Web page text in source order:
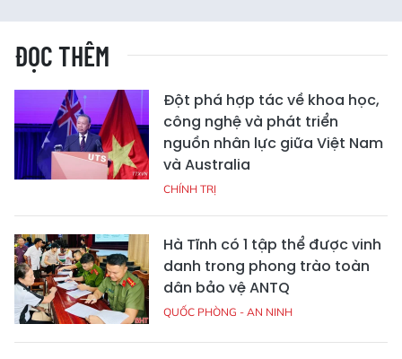
ĐỌC THÊM
Đột phá hợp tác về khoa học,
công nghệ và phát triển
nguồn nhân lực giữa Việt Nam
và Australia
CHÍNH TRỊ
Hà Tĩnh có 1 tập thể được vinh
danh trong phong trào toàn
dân bảo vệ ANTQ
QUỐC PHÒNG - AN NINH